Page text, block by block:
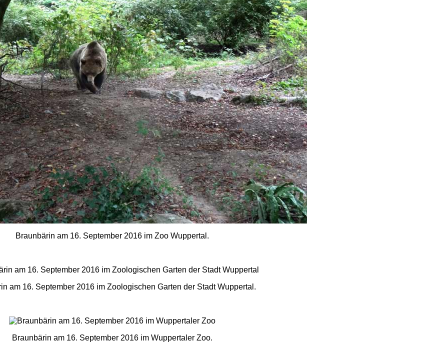
Braunbärin am 16. September 2016 im Zoo Wuppertal.
am 16. September 2016 im Zoologischen Garten der Stadt Wuppertal.
Braunbärin am 16. September 2016 im Wuppertaler Zoo.